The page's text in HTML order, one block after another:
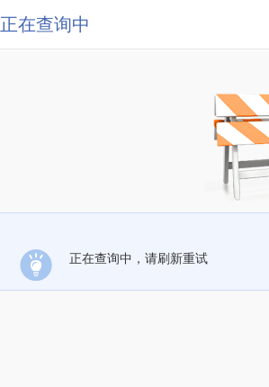
正在查询中
正在查询中，请刷新重试